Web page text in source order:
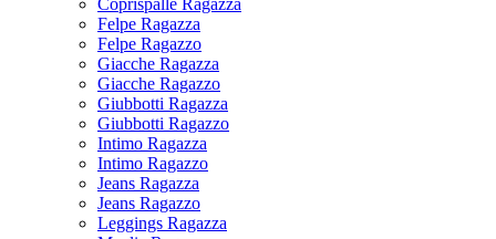
Coprispalle Ragazza
Felpe Ragazza
Felpe Ragazzo
Giacche Ragazza
Giacche Ragazzo
Giubbotti Ragazza
Giubbotti Ragazzo
Intimo Ragazza
Intimo Ragazzo
Jeans Ragazza
Jeans Ragazzo
Leggings Ragazza